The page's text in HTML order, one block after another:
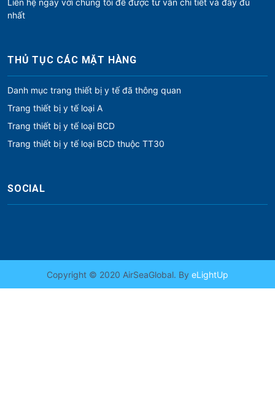
nhất
THỦ TỤC CÁC MẶT HÀNG
Danh mục trang thiết bị y tế đã thông quan
Trang thiết bị y tế loại A
Trang thiết bị y tế loại BCD
Trang thiết bị y tế loại BCD thuộc TT30
SOCIAL
Copyright © 2020 AirSeaGlobal. By eLightUp